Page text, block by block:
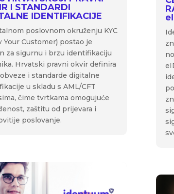
I STANDARDI
IDENTIFIKACIJE
poslovnom okruženju KYC
Your Customer) postao je
za sigurnu i brzu identifikaciju
Hrvatski pravni okvir definira
i standarde digitalne
u skladu s AML/CFT
čime tvrtkama omogujuće
zaštitu od prijevara i
poslovanje.